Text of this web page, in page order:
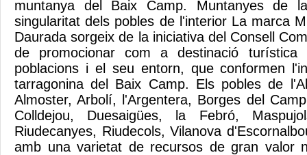
muntanya del Baix Camp. Muntanyes de
singularitat dels pobles de l'interior La marca
Daurada sorgeix de la iniciativa del Consell
de promocionar com a destinació
poblacions i el seu entorn, que conformen
tarragonina del Baix Camp. Els pobles de
Almoster, Arbolí, l'Argentera, Borges del
Colldejou, Duesaigües, la Febró,
Riudecanyes, Riudecols, Vilanova
amb una varietat de recursos de gran valor